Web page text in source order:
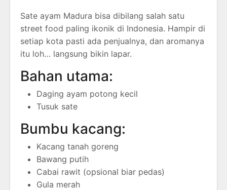
Sate ayam Madura bisa dibilang salah satu
street food paling ikonik di Indonesia. Hampir di
setiap kota pasti ada penjualnya, dan aromanya
itu loh… langsung bikin lapar.
Bahan utama:
Daging ayam potong kecil
Tusuk sate
Bumbu kacang:
Kacang tanah goreng
Bawang putih
Cabai rawit (opsional biar pedas)
Gula merah